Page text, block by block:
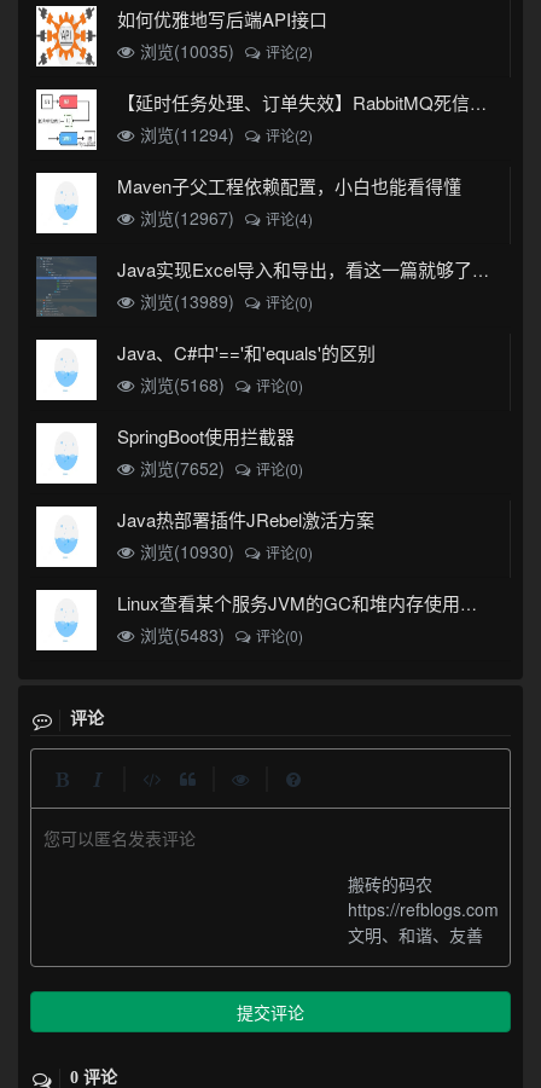
如何优雅地写后端API接口
浏览(10035) 评论(2)
【延时任务处理、订单失效】RabbitMQ死信队列实现
浏览(11294)
评论(2)
Maven子父工程依赖配置，小白也能看得懂
浏览(12967) 评论(4)
Java实现Excel导入和导出，看这一篇就够了(珍藏版)
浏览(13989)
评论(0)
Java、C#中'=='和'equals'的区别
浏览(5168) 评论(0)
SpringBoot使用拦截器
浏览(7652) 评论(0)
Java热部署插件JRebel激活方案
浏览(10930) 评论(0)
Linux查看某个服务JVM的GC和堆内存使用情况
浏览(5483)
评论(0)
评论
您可以匿名发表评论
搬砖的码农
https://refblogs.com
文明、和谐、友善
提交评论
0 评论